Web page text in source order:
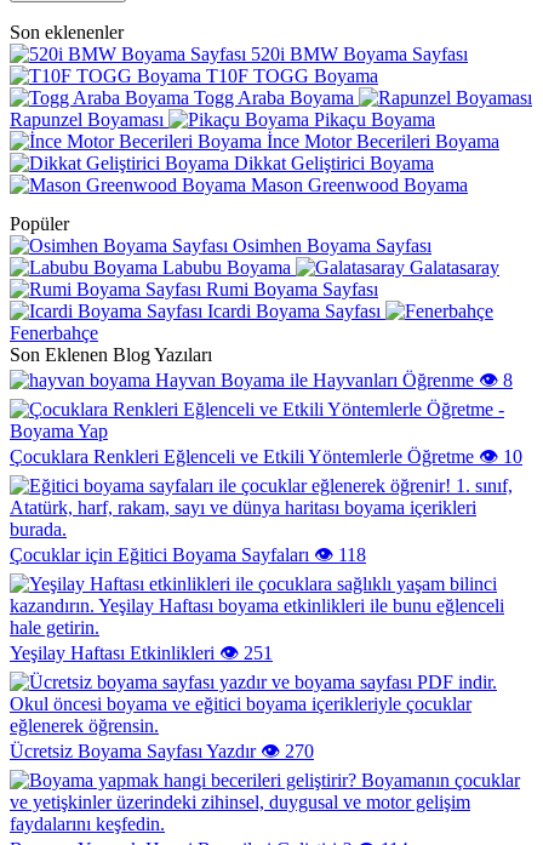
Son eklenenler
520i BMW Boyama Sayfası
T10F TOGG Boyama
Togg Araba Boyama
Rapunzel Boyaması
Pikaçu Boyama
İnce Motor Becerileri Boyama
Dikkat Geliştirici Boyama
Mason Greenwood Boyama
Popüler
Osimhen Boyama Sayfası
Labubu Boyama
Galatasaray
Rumi Boyama Sayfası
Icardi Boyama Sayfası
Fenerbahçe
Son Eklenen Blog Yazıları
Hayvan Boyama ile Hayvanları Öğrenme 👁️ 8
Çocuklara Renkleri Eğlenceli ve Etkili Yöntemlerle Öğretme 👁️ 10
Çocuklar için Eğitici Boyama Sayfaları 👁️ 118
Yeşilay Haftası Etkinlikleri 👁️ 251
Ücretsiz Boyama Sayfası Yazdır 👁️ 270